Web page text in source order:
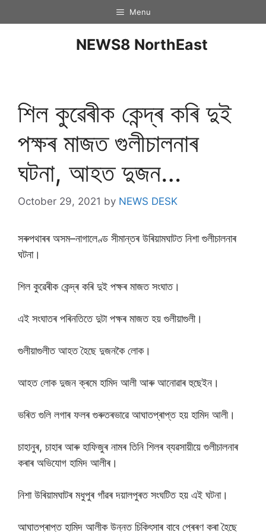
Menu
NEWS8 NorthEast
শিল কুৱেৰীক কেন্দ্ৰ কৰি দুই
পক্ষৰ মাজত গুলীচালনাৰ
ঘটনা, আহত দুজন…
October 29, 2021 by NEWS DESK
সৰুপথাৰৰ অসম–নাগালেণ্ড সীমান্তৰ উৰিয়ামঘাটত নিশা গুলীচালনাৰ
ঘটনা।
শিল কুৱেৰীক কেন্দ্ৰ কৰি দুই পক্ষৰ মাজত সংঘাত।
এই সংঘাতৰ পৰিনতিতে দুটা পক্ষৰ মাজত হয় গুলীয়াগুলী।
গুলীয়াগুলীত আহত হৈছে দুজনকৈ লোক।
আহত লোক দুজন ক্ৰমে হামিদ আলী আৰু আনোৱাৰ হুছেইন।
ভৰিত গুলি লগাৰ ফলৰ গুৰুতৰভাৱে আঘাতপ্ৰাপ্ত হয় হামিদ আলী।
চাহানুৰ, চাহাৰ আৰু হাফিজুৰ নামৰ তিনি শিলৰ ব্যৱসায়ীয়ে গুলীচালনাৰ
কৰাৰ অভিযোগ হামিদ আলীৰ।
নিশা উৰিয়ামঘাটৰ মধুপুৰ গাঁৱৰ দয়ালপুৰত সংঘটিত হয় এই ঘটনা।
আঘাতপ্ৰাপ্ত হামিদ আলীক উন্নত চিকিৎসাৰ বাবে প্ৰেৰণ কৰা হৈছে